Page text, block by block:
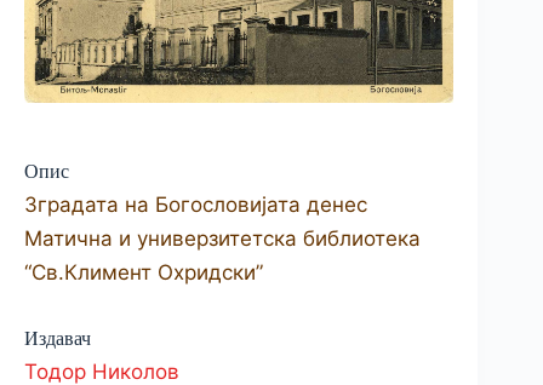
Опис
Зградата на Богословијата денес
Матична и универзитет­ска библиотека
“Св.Климент Охридски”
Издавач
Тодор Николов